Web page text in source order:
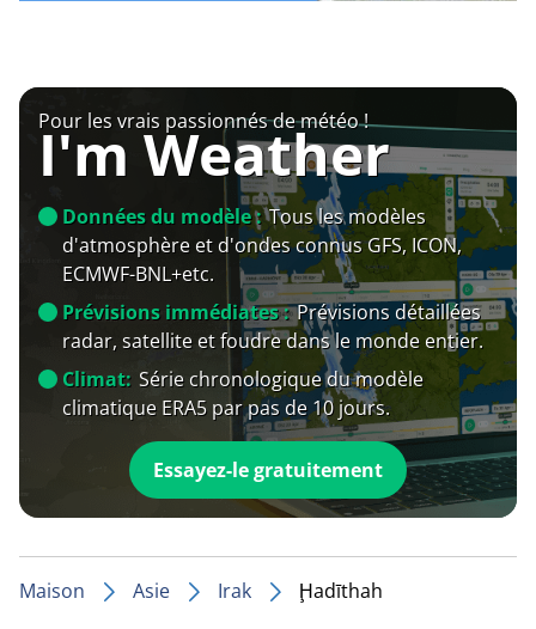
Pour les vrais passionnés de météo !
I'm Weather
Données du modèle : Tous les modèles
d'atmosphère et d'ondes connus GFS, ICON,
ECMWF-BNL+etc.
Prévisions immédiates : Prévisions détaillées
radar, satellite et foudre dans le monde entier.
Climat: Série chronologique du modèle
climatique ERA5 par pas de 10 jours.
Essayez-le gratuitement
Maison Asie Irak Ḩadīthah